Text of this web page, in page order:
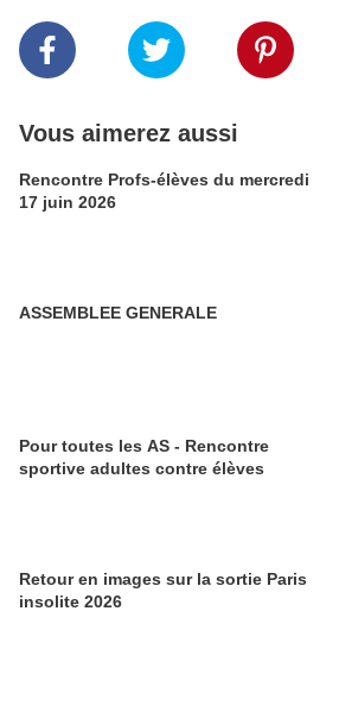
Vous aimerez aussi
Rencontre Profs-élèves du mercredi
17 juin 2026
ASSEMBLEE GENERALE
Pour toutes les AS - Rencontre
sportive adultes contre élèves
Retour en images sur la sortie Paris
insolite 2026